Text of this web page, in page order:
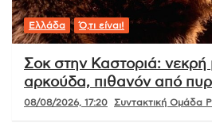
Ελλάδα Ό,τι είναι!
Σοκ στην Καστοριά:
αρκούδα, πιθανόν από
08/08/2026, 17:20 Συντακτική Ομάδα